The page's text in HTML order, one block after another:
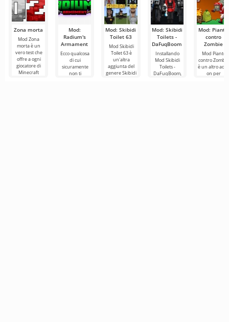
Zona morta
Mod Zona
morta è un
vero test che
offre a ogni
giocatore di
Minecraft
Mod:
Radium's
Armament
Ecco qualcosa
di cui
sicuramente
non ti
Mod: Skibidi
Toilet 63
Mod Skibidi
Toilet 63 è
un'altra
aggiunta del
genere Skibidi
Mod: Skibidi
Toilets -
DaFuqBoom
Installando
Mod Skibidi
Toilets -
DaFuqBoom,
Mod: Piante
contro
Zombie
Mod Piante
contro Zombie
è un altro
on per